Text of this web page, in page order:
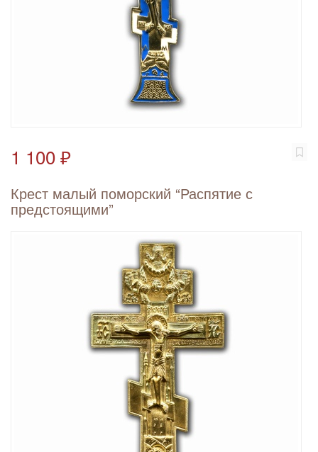
1 100 ₽
Крест малый поморский “Распятие с
предстоящими”